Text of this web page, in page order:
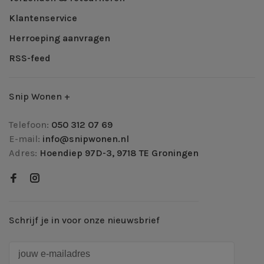
Klantenservice
Herroeping aanvragen
RSS-feed
Snip Wonen +
Telefoon: 050 312 07 69
E-mail: info@snipwonen.nl
Adres: Hoendiep 97D-3, 9718 TE Groningen
Schrijf je in voor onze nieuwsbrief